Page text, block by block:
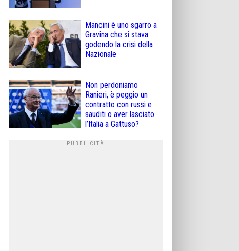
Mancini è uno sgarro a
Gravina che si stava
godendo la crisi della
Nazionale
Non perdoniamo
Ranieri, è peggio un
contratto con russi e
sauditi o aver lasciato
l’Italia a Gattuso?